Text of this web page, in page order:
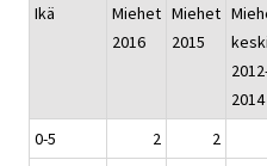
Ikä
Miehet
2016
Miehet
2015
2014
0-5
2 2